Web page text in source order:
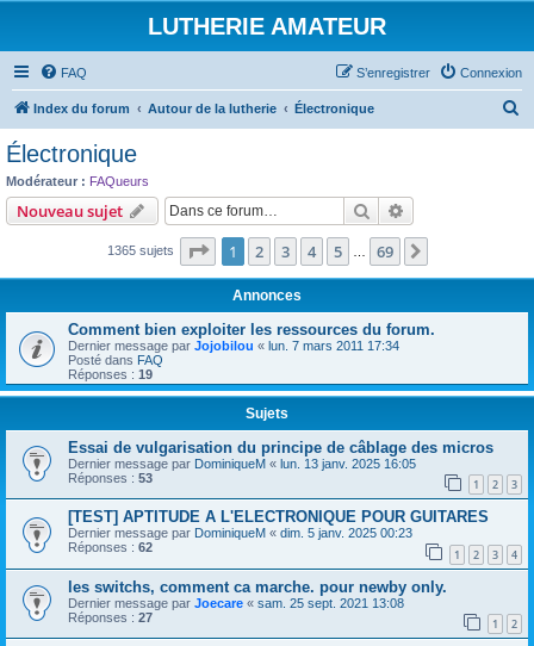
LUTHERIE AMATEUR
FAQ Connexion
S’enregistrer
Index du forum Autour de la lutherie Électronique
c
Électronique
Modérateur : FAQueurs
Nouveau sujet Rechercher
1365 sujets Page 1sur69
1 2 3 4 5 69
Annonces
Comment bien exploiter les ressources du forum.
Dernier message par Jojobilou « lun. 7 mars 2011 17:34
Posté dans FAQ
Réponses : 19
Sujets
Essai de vulgarisation du principe de câblage des micros
Dernier message par DominiqueM « lun. 13 janv. 2025 16:05
Réponses : 53 1 2 3
[TEST] APTITUDE A L'ELECTRONIQUE POUR GUITARES
Dernier message par DominiqueM « dim. 5 janv. 2025 00:23
Réponses : 62 1 2 3 4
les switchs, comment ca marche. pour newby only.
Dernier message par Joecare « sam. 25 sept. 2021 13:08
Réponses : 27 1 2